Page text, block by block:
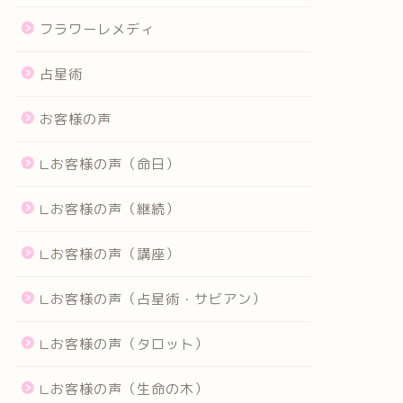
フラワーレメディ
占星術
お客様の声
∟お客様の声（命日）
∟お客様の声（継続）
∟お客様の声（講座）
∟お客様の声（占星術・サビアン）
∟お客様の声（タロット）
∟お客様の声（生命の木）